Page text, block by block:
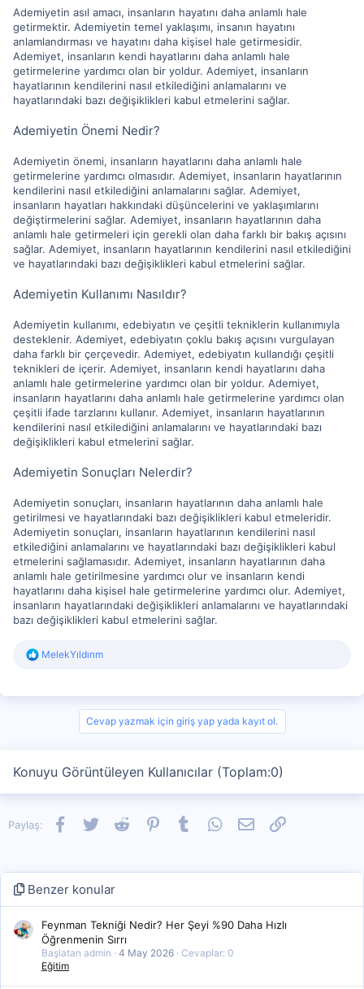
Ademiyetin asıl amacı, insanların hayatını daha anlamlı hale
getirmektir. Ademiyetin temel yaklaşımı, insanın hayatını
anlamlandırması ve hayatını daha kişisel hale getirmesidir.
Ademiyet, insanların kendi hayatlarını daha anlamlı hale
getirmelerine yardımcı olan bir yoldur. Ademiyet, insanların
hayatlarının kendilerini nasıl etkilediğini anlamalarını ve
hayatlarındaki bazı değişiklikleri kabul etmelerini sağlar.
Ademiyetin Önemi Nedir?
Ademiyetin önemi, insanların hayatlarını daha anlamlı hale
getirmelerine yardımcı olmasıdır. Ademiyet, insanların hayatlarının
kendilerini nasıl etkilediğini anlamalarını sağlar. Ademiyet,
insanların hayatları hakkındaki düşüncelerini ve yaklaşımlarını
değiştirmelerini sağlar. Ademiyet, insanların hayatlarının daha
anlamlı hale getirmeleri için gerekli olan daha farklı bir bakış açısını
sağlar. Ademiyet, insanların hayatlarının kendilerini nasıl etkilediğini
ve hayatlarındaki bazı değişiklikleri kabul etmelerini sağlar.
Ademiyetin Kullanımı Nasıldır?
Ademiyetin kullanımı, edebiyatın ve çeşitli tekniklerin kullanımıyla
desteklenir. Ademiyet, edebiyatın çoklu bakış açısını vurgulayan
daha farklı bir çerçevedir. Ademiyet, edebiyatın kullandığı çeşitli
teknikleri de içerir. Ademiyet, insanların kendi hayatlarını daha
anlamlı hale getirmelerine yardımcı olan bir yoldur. Ademiyet,
insanların hayatlarını daha anlamlı hale getirmelerine yardımcı olan
çeşitli ifade tarzlarını kullanır. Ademiyet, insanların hayatlarının
kendilerini nasıl etkilediğini anlamalarını ve hayatlarındaki bazı
değişiklikleri kabul etmelerini sağlar.
Ademiyetin Sonuçları Nelerdir?
Ademiyetin sonuçları, insanların hayatlarının daha anlamlı hale
getirilmesi ve hayatlarındaki bazı değişiklikleri kabul etmeleridir.
Ademiyetin sonuçları, insanların hayatlarının kendilerini nasıl
etkilediğini anlamalarını ve hayatlarındaki bazı değişiklikleri kabul
etmelerini sağlamasıdır. Ademiyet, insanların hayatlarının daha
anlamlı hale getirilmesine yardımcı olur ve insanların kendi
hayatlarını daha kişisel hale getirmelerine yardımcı olur. Ademiyet,
insanların hayatlarındaki değişiklikleri anlamalarını ve hayatlarındaki
bazı değişiklikleri kabul etmelerini sağlar.
R
:
MelekYıldırım
Cevap yazmak için giriş yap yada kayıt ol.
Konuyu Görüntüleyen Kullanıcılar (Toplam:0)
Paylaş: Facebook
TwitterReddit PinterestTumblrWhatsApp
E-postaLink
Benzer konular
Feynman Tekniği Nedir? Her Şeyi %90 Daha Hızlı
Öğrenmenin Sırrı
Başlatan admin 4 May 2026 Cevaplar: 0
Eğitim